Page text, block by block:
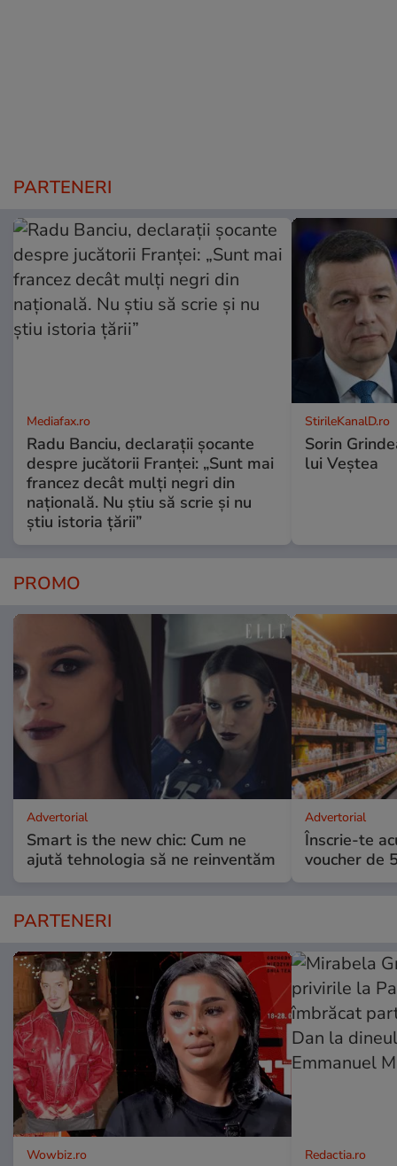
PARTENERI
Mediafax.ro
Radu Banciu, declarații șocante
despre jucătorii Franței: „Sunt mai
francez decât mulți negri din
națională. Nu știu să scrie și nu
știu istoria țării”
StirileKanalD.ro
Sorin
lui Veștea
PROMO
Advertorial
Smart is the new chic: Cum ne
ajută tehnologia să ne reinventăm
Advertorial
Înscrie-te
voucher de
PARTENERI
Wowbiz.ro Redactia.ro